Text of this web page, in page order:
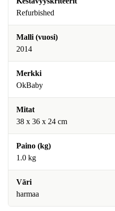
Refurbished
Malli (vuosi)
2014
Merkki
OkBaby
Mitat
38 x 36 x 24 cm
Paino (kg)
1.0 kg
Väri
harmaa